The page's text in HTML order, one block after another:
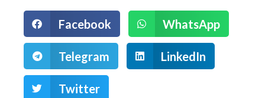
Facebook WhatsApp
Telegram LinkedIn
Twitter